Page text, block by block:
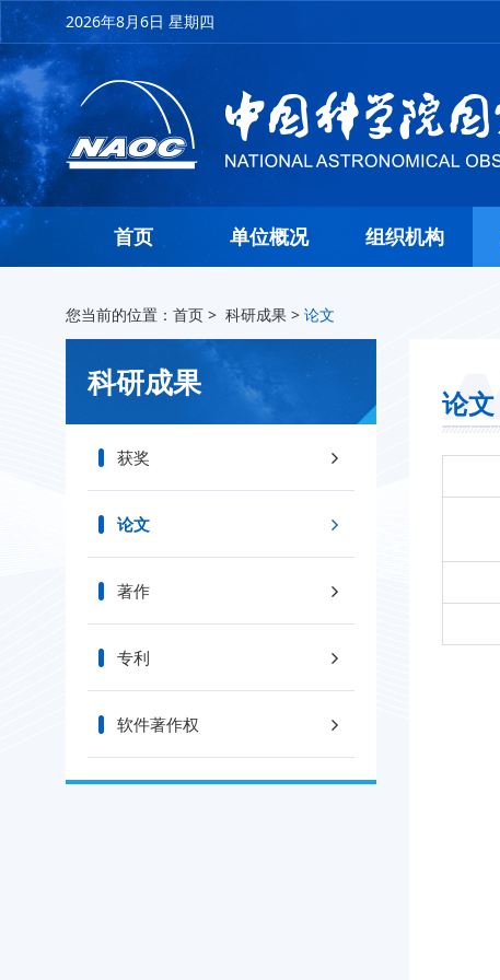
2026年8月6日 星期四
首页 单位概况 组织机构
您当前的位置： 首页 > 科研成果 > 论文
科研成果
获奖
论文
著作
专利
软件著作权
论文